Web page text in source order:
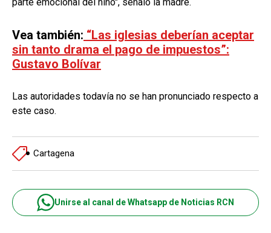
Vea también: “Las iglesias deberían aceptar
sin tanto drama el pago de impuestos”:
Gustavo Bolívar
Las autoridades todavía no se han pronunciado respecto a
este caso.
Cartagena
Unirse al canal de Whatsapp de Noticias RCN